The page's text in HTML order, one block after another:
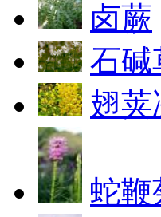
卤蕨
石碱
翅荚
蛇鞭